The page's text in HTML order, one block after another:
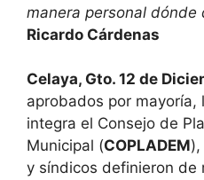
manera personal dónde
Ricardo Cárdenas
Celaya, Gto. 12 de
aprobados por mayoría,
integra el Consejo de
Municipal (COPLADEM
y síndicos definieron de